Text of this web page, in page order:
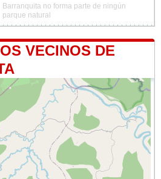
Barranquita no forma parte de ningún
parque natural
VECINOS DE